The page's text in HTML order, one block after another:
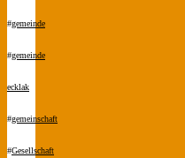
#gemeinde
#gemeinde
ecklak
#gemeinschaft
#Gesellschaft